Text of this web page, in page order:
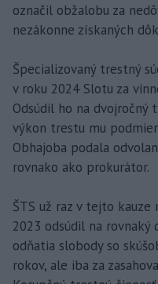
označil obžalobu za
nezákonne získaných
Špecializovaný trestný
v roku 2024 Slotu za
Odsúdil ho na dvojročný
výkon trestu mu
Obhajoba podala
rovnako ako prokurátor.
ŠTS už raz v tejto
2023 odsúdil na
odňatia slobody so
rokov, ale iba za